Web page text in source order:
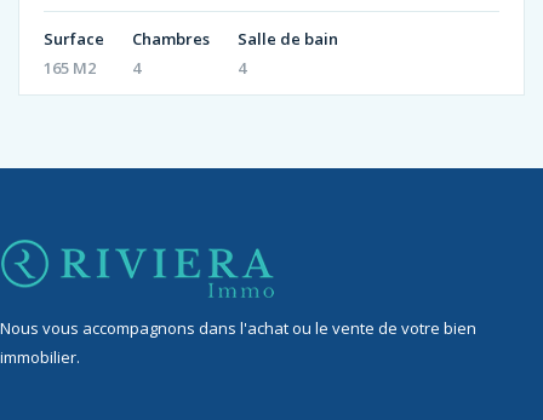
Surface
165 M2
Chambres
4
Salle de bain
4
Nous vous accompagnons dans l'achat ou le vente de votre bien
immobilier.